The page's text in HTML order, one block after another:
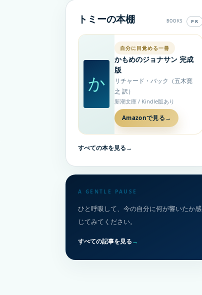
トミーの本棚 BOOKS PR
か
自分に目覚める一冊
かもめのジョナサン 完成
版
リチャード・バック（五木寛
之 訳）
新潮文庫 / Kindle版あり
Amazonで見る →
すべての本を見る→
A GENTLE PAUSE
ひと呼吸して、今の自分に何が響いたか感
じてみてください。
すべての記事を見る→